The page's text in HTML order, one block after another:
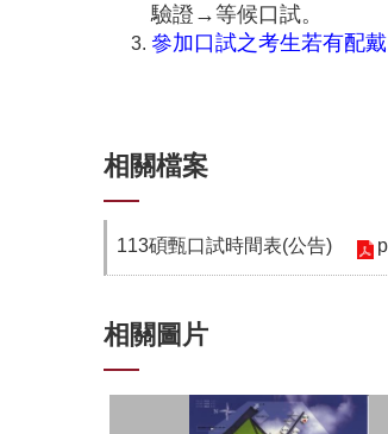
驗證→等候口試。
參加口試之考生若有配
相關檔案
113碩甄口試時間表(公告)
相關圖片